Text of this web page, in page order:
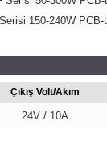
150-240W
Çıkış Volt/Akım
24V / 10A